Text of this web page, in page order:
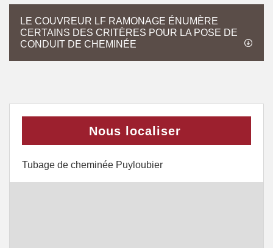
LE COUVREUR LF RAMONAGE ÉNUMÈRE
CERTAINS DES CRITÈRES POUR LA POSE DE
CONDUIT DE CHEMINÉE
Nous localiser
Tubage de cheminée Puyloubier